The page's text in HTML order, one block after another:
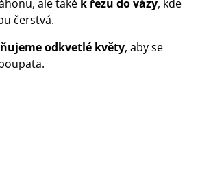
ale také k řezu do vázy, kde
čerstvá.
odkvetlé květy, aby se